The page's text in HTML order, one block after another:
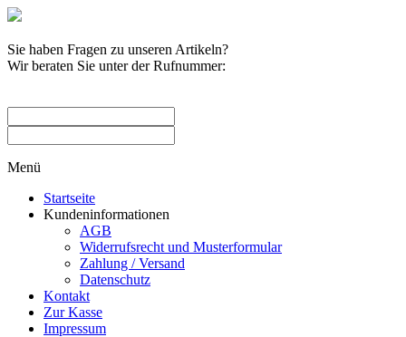
Sie haben Fragen zu unseren Artikeln?
Wir beraten Sie unter der Rufnummer:
Menü
Startseite
Kundeninformationen
AGB
Widerrufsrecht und Musterformular
Zahlung / Versand
Datenschutz
Kontakt
Zur Kasse
Impressum